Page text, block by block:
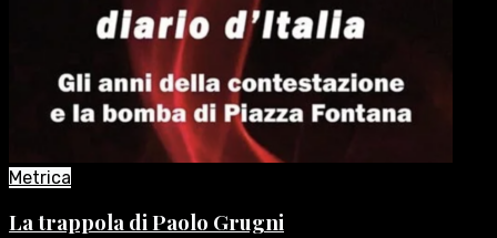
Metrica
La trappola di Paolo Grugni